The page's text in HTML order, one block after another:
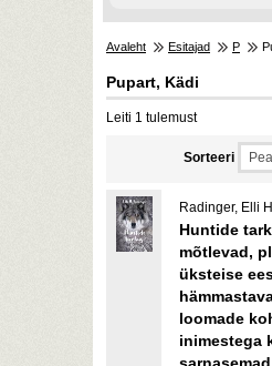
Avaleht Esitajad P
Pupart, Kädi
Leiti 1 tulemust
Sorteeri
Radinger, Elli
Huntide
mõtlevad,
üksteise
loomade
inimestega